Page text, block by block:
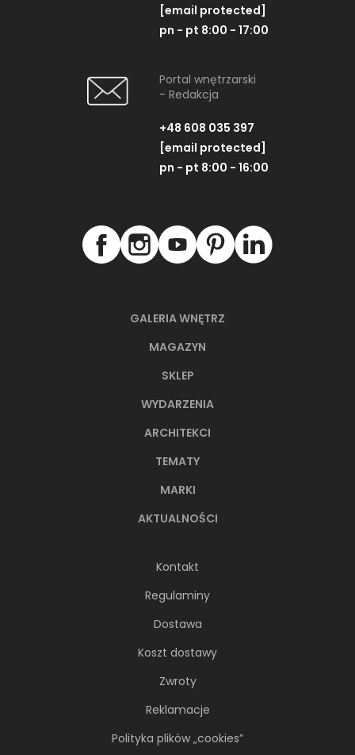
GALERIA WNĘTRZ
MAGAZYN
SKLEP
WYDARZENIA
ARCHITEKCI
TEMATY
MARKI
AKTUALNOŚCI
Kontakt
Regulaminy
Dostawa
Koszt dostawy
Zwroty
Reklamacje
Polityka plików „cookies”
[email protected]
pn - pt 8:00 - 17:00
Portal wnętrzarski
- Redakcja
+48 608 035 397
[email protected]
pn - pt 8:00 - 16:00